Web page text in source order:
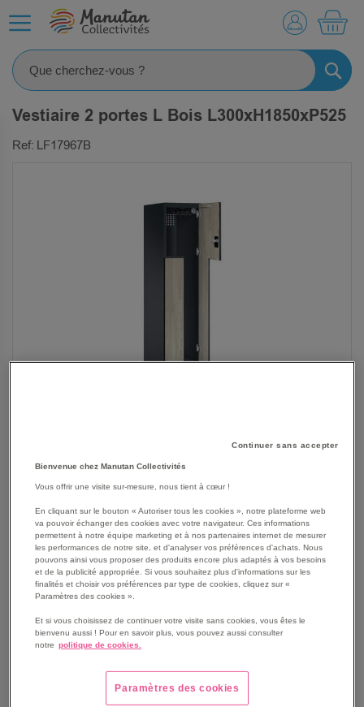
Vestiaire 2 portes L Bois L300xH1850xP525
Ref: LF17967B
BEGINNING
IMAGES
Élégant vestiaire bois à portes en L, gain de place.
2 vestiaires distincts par colonne avec chacun penderie
et casier.
Portes battantes, ouverture 90° avec limitateur.
Fermeture 1 point, par serrure à cylindre avec 2 clés
(fournies).
Ensemble monobloc sur socle avec aération optimale
par l’arrière.
Voir le descriptif complet
Continuer sans accepter
Bienvenue chez Manutan Collectivités
Vous offrir une visite sur-mesure, nous tient à cœur !
En cliquant sur le bouton « Autoriser tous les cookies », notre plateforme web
va pouvoir échanger des cookies avec votre navigateur. Ces informations
permettent à notre équipe marketing et à nos partenaires internet de mesurer
les performances de notre site, et d'analyser vos préférences d'achats. Nous
pouvons ainsi vous proposer des produits encore plus adaptés à vos besoins
et de la publicité appropriée. Si vous souhaitez plus d'informations sur les
finalités et choisir vos préférences par type de cookies, cliquez sur «
Paramètres des cookies ».
Et si vous choisissez de continuer votre visite sans cookies, vous êtes le
bienvenu aussi ! Pour en savoir plus, vous pouvez aussi consulter
notre politique de cookies.
Paramètres des cookies